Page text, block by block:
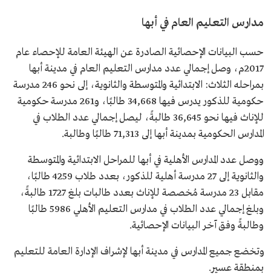
مدارس التعليم العام في أبها
حسب البيانات الإحصائية الصادرة عن الهيئة العامة للإحصاء عام
2017م، وصل إجمالي عدد مدارس التعليم العام في مدينة أبها
بمراحله الثلاث: الابتدائية والمتوسطة والثانوية، إلى نحو 246 مدرسة
حكومية للذكور يدرس فيها 34,668 طالبًا، و261 مدرسة حكومية
للإناث فيها نحو 36,645 طالبةً، ليصل إجمالي عدد الطلاب في
المدارس الحكومية بمدينة أبها إلى 71,313 طالبًا وطالبة.
ووصل عدد المدارس الأهلية في أبها للمراحل الابتدائية والمتوسطة
والثانوية إلى 27 مدرسة أهلية للذكور، بعدد طلاب 4259 طالبًا،
مقابل 23 مدرسة مُخصصة للإناث بعدد طالبات بلغ 1727 طالبةً،
وبلغ إجمالي عدد الطلاب في مدارس التعليم الأهلي 5986 طالبًا
وطالبةً وفق آخر البيانات الإحصائية.
وتخضع جميع المدارس في مدينة أبها لإشراف الإدارة العامة للتعليم
بمنطقة عسير.